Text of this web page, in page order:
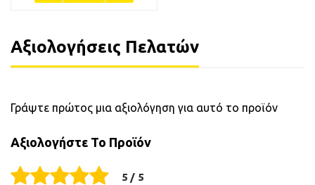
Αξιολογήσεις Πελατών
Γράψτε πρώτος μια αξιολόγηση για αυτό το προϊόν
Αξιολογήστε Το Προϊόν